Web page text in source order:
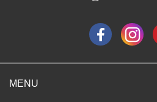
MENU